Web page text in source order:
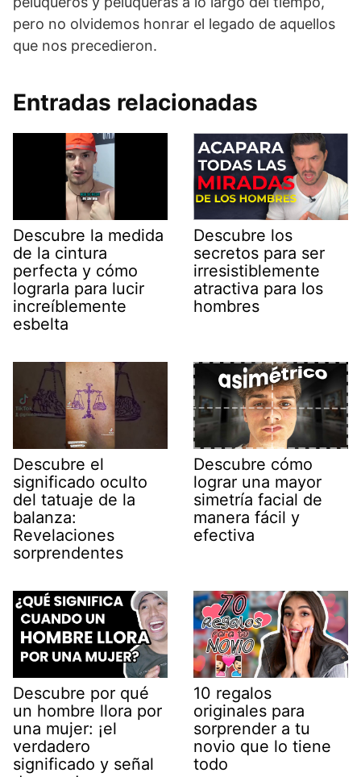
pero no olvidemos honrar el legado de aquellos
que nos precedieron.
Entradas relacionadas
Descubre la medida
de la cintura
perfecta y cómo
lograrla para lucir
increíblemente
esbelta
Descubre los
secretos para ser
irresistiblemente
atractiva para los
hombres
Descubre el
significado oculto
del tatuaje de la
balanza:
Revelaciones
sorprendentes
Descubre cómo
lograr una mayor
simetría facial de
manera fácil y
efectiva
Descubre por qué
un hombre llora por
una mujer: ¡el
verdadero
significado y señal
10 regalos
originales para
sorprender a tu
novio que lo tiene
todo